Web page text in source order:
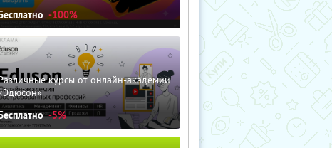
-100%
курсы от онлайн-академии
Бесплатно -5%